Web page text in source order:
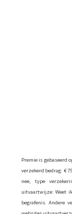
Premie is gebaseerd
verzekerd bedrag: €
nee, type
uitvaartwijze: Weet
begrafenis. Andere